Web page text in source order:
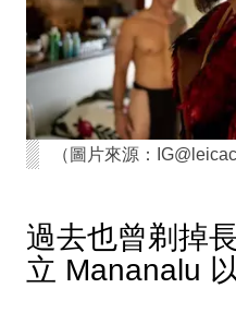
（圖片來源：
過去也曾剃掉
立 Mananalu